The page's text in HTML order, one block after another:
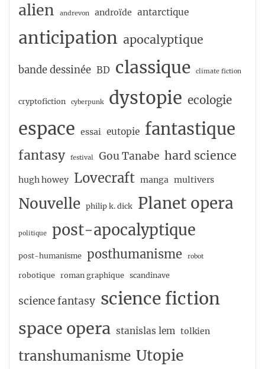
alien andrevon androïde antarctique
anticipation apocalyptique
bande dessinée BD classique climate fiction
cryptofiction cyberpunk dystopie ecologie
espace essai eutopie fantastique
fantasy festival Gou Tanabe hard science
hugh howey Lovecraft manga multivers
Nouvelle philip k. dick Planet opera
politique post-apocalyptique
post-humanisme posthumanisme robot
robotique roman graphique scandinave
science fantasy science fiction
space opera stanislas lem tolkien
transhumanisme Utopie